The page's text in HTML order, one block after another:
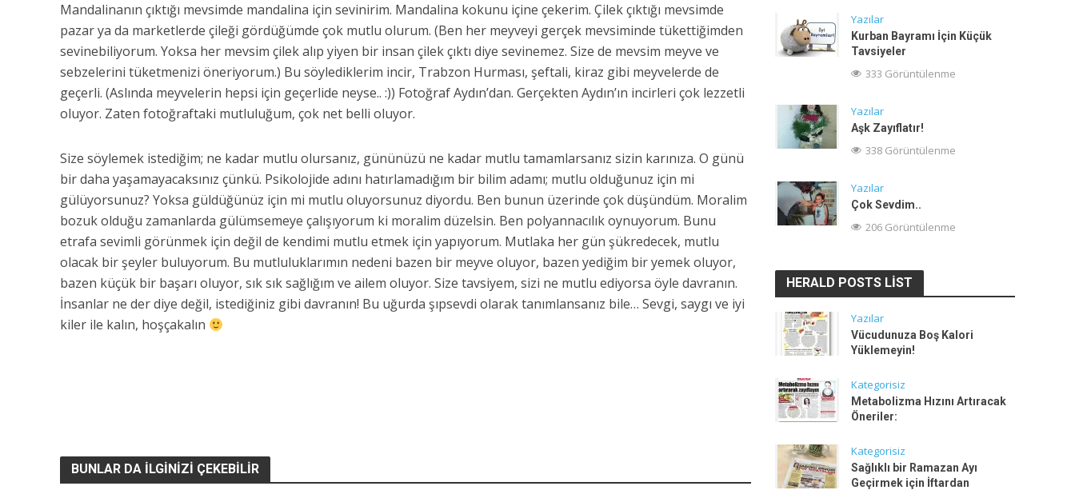
Mandalinanın çıktığı mevsimde mandalina için sevinirim. Mandalina kokunu içine çekerim. Çilek çıktığı mevsimde
pazar ya da marketlerde çileği gördüğümde çok mutlu olurum. (Ben her meyveyi gerçek mevsiminde tükettiğimden
sevinebiliyorum. Yoksa her mevsim çilek alıp yiyen bir insan çilek çıktı diye sevinemez. Size de mevsim meyve ve
sebzelerini tüketmenizi öneriyorum.) Bu söylediklerim incir, Trabzon Hurması, şeftali, kiraz gibi meyvelerde de
geçerli. (Aslında meyvelerin hepsi için geçerlide neyse.. :)) Fotoğraf Aydın’dan. Gerçekten Aydın’ın incirleri çok lezzetli
oluyor. Zaten fotoğraftaki mutluluğum, çok net belli oluyor.
Size söylemek istediğim; ne kadar mutlu olursanız, gününüzü ne kadar mutlu tamamlarsanız sizin karınıza. O günü
bir daha yaşamayacaksınız çünkü. Psikolojide adını hatırlamadığım bir bilim adamı; mutlu olduğunuz için mi
gülüyorsunuz? Yoksa güldüğünüz için mi mutlu oluyorsunuz diyordu. Ben bunun üzerinde çok düşündüm. Moralim
bozuk olduğu zamanlarda gülümsemeye çalışıyorum ki moralim düzelsin. Ben polyannacılık oynuyorum. Bunu
etrafa sevimli görünmek için değil de kendimi mutlu etmek için yapıyorum. Mutlaka her gün şükredecek, mutlu
olacak bir şeyler buluyorum. Bu mutluluklarımın nedeni bazen bir meyve oluyor, bazen yediğim bir yemek oluyor,
bazen küçük bir başarı oluyor, sık sık sağlığım ve ailem oluyor. Size tavsiyem, sizi ne mutlu ediyorsa öyle davranın.
İnsanlar ne der diye değil, istediğiniz gibi davranın! Bu uğurda şıpsevdi olarak tanımlansanız bile… Sevgi, saygı ve iyi
kiler ile kalın, hoşçakalın
BUNLAR DA İLGINIZI ÇEKEBILIR
Yazılar
Kurban Bayramı İçin Küçük
Tavsiyeler
333 Görüntülenme
Yazılar
Aşk Zayıflatır!
338 Görüntülenme
Yazılar
Çok Sevdim..
206 Görüntülenme
HERALD POSTS LIST
Yazılar
Vücudunuza Boş Kalori
Yüklemeyin!
Kategorisiz
Metabolizma Hızını Artıracak
Öneriler:
Kategorisiz
Sağlıklı bir Ramazan Ayı
Geçirmek için İftardan